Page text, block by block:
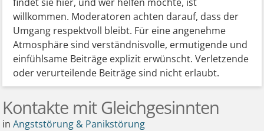
willkommen. Moderatoren achten darauf, dass der
Umgang respektvoll bleibt. Für eine angenehme
Atmosphäre sind verständnisvolle, ermutigende und
einfühlsame Beiträge explizit erwünscht. Verletzende
oder verurteilende Beiträge sind nicht erlaubt.
Kontakte mit Gleichgesinnten
inAngststörung & Panikstörung